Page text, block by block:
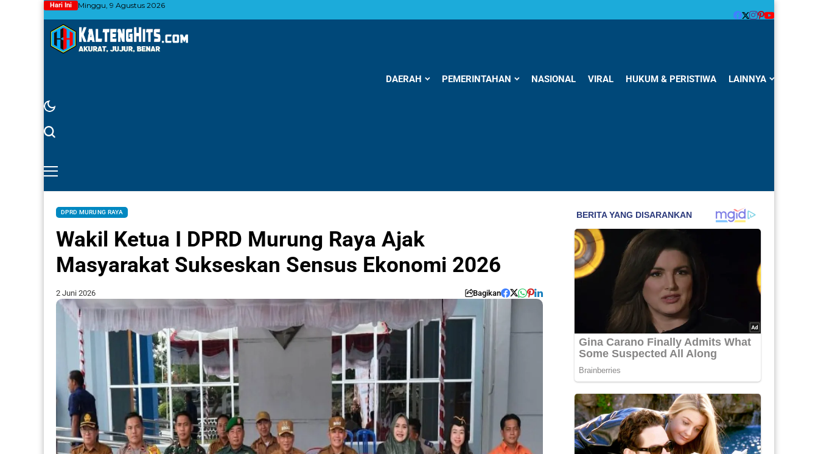
Hari Ini Minggu, 9 Agustus 2026
DAERAH PEMERINTAHAN NASIONAL VIRAL HUKUM & PERISTIWA LAINNYA
DPRD MURUNG RAYA
Wakil Ketua I DPRD Murung Raya Ajak
Masyarakat Sukseskan Sensus Ekonomi 2026
2 Juni 2026 Bagikan